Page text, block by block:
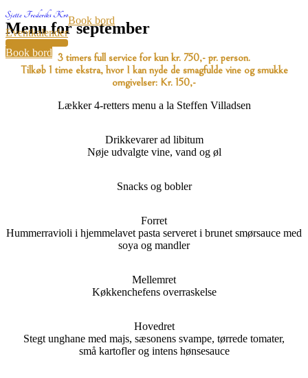
Book bord
Eventkalender
32
Book bord
Menu for september
3 timers full service for kun kr. 750,- pr. person.
Tilkøb 1 time ekstra, hvor I kan nyde de smagfulde vine og smukke
omgivelser: Kr. 150,-
Lækker 4-retters menu a la Steffen Villadsen
Drikkevarer ad libitum
Nøje udvalgte vine, vand og øl
Snacks og bobler
Forret
Hummerravioli i hjemmelavet pasta serveret i brunet smørsauce med
soya og mandler
Mellemret
Køkkenchefens overraskelse
Hovedret
Stegt unghane med majs, sæsonens svampe, tørrede tomater,
små kartofler og intens hønsesauce